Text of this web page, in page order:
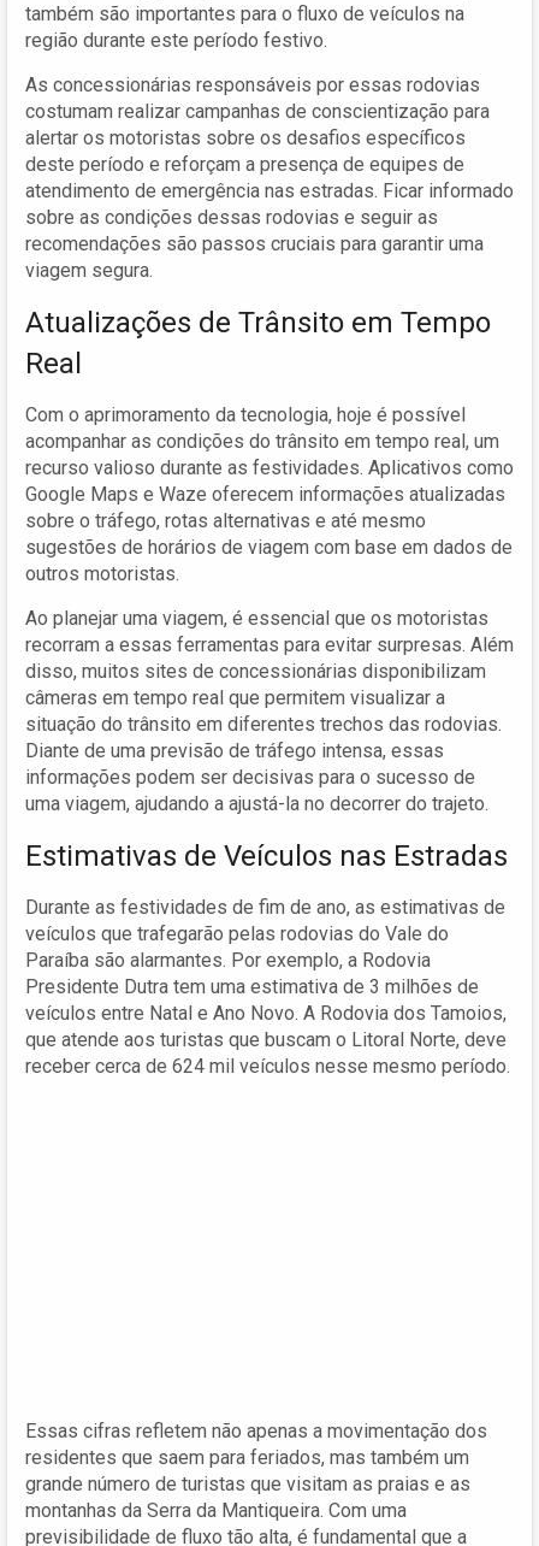
também são importantes para o fluxo de veículos na
região durante este período festivo.
As concessionárias responsáveis por essas rodovias
costumam realizar campanhas de conscientização para
alertar os motoristas sobre os desafios específicos
deste período e reforçam a presença de equipes de
atendimento de emergência nas estradas. Ficar informado
sobre as condições dessas rodovias e seguir as
recomendações são passos cruciais para garantir uma
viagem segura.
Atualizações de Trânsito em Tempo
Real
Com o aprimoramento da tecnologia, hoje é possível
acompanhar as condições do trânsito em tempo real, um
recurso valioso durante as festividades. Aplicativos como
Google Maps e Waze oferecem informações atualizadas
sobre o tráfego, rotas alternativas e até mesmo
sugestões de horários de viagem com base em dados de
outros motoristas.
Ao planejar uma viagem, é essencial que os motoristas
recorram a essas ferramentas para evitar surpresas. Além
disso, muitos sites de concessionárias disponibilizam
câmeras em tempo real que permitem visualizar a
situação do trânsito em diferentes trechos das rodovias.
Diante de uma previsão de tráfego intensa, essas
informações podem ser decisivas para o sucesso de
uma viagem, ajudando a ajustá-la no decorrer do trajeto.
Estimativas de Veículos nas Estradas
Durante as festividades de fim de ano, as estimativas de
veículos que trafegarão pelas rodovias do Vale do
Paraíba são alarmantes. Por exemplo, a Rodovia
Presidente Dutra tem uma estimativa de 3 milhões de
veículos entre Natal e Ano Novo. A Rodovia dos Tamoios,
que atende aos turistas que buscam o Litoral Norte, deve
receber cerca de 624 mil veículos nesse mesmo período.
Essas cifras refletem não apenas a movimentação dos
residentes que saem para feriados, mas também um
grande número de turistas que visitam as praias e as
montanhas da Serra da Mantiqueira. Com uma
previsibilidade de fluxo tão alta, é fundamental que a